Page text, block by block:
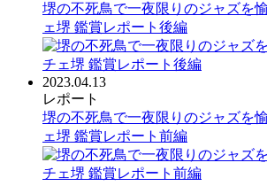
堺の不死鳥で一夜限りのジャズを
ェ堺 鑑賞レポート後編
2023.04.13
レポート
堺の不死鳥で一夜限りのジャズを
ェ堺 鑑賞レポート前編